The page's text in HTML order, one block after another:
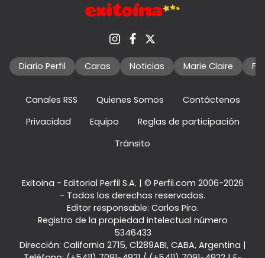
Diario Perfil Caras Noticias Marie Claire
Canales RSS Quienes Somos
Contáctenos
Privacidad
Equipo
Reglas de participación
Tránsito
Exitoina - Editorial Perfil S.A. | © Perfil.com 2006-2026
- Todos los derechos reservados.
Editor responsable: Carlos Piro.
Registro de la propiedad intelectual número
5346433
Dirección: California 2715, C1289ABI, CABA, Argentina |